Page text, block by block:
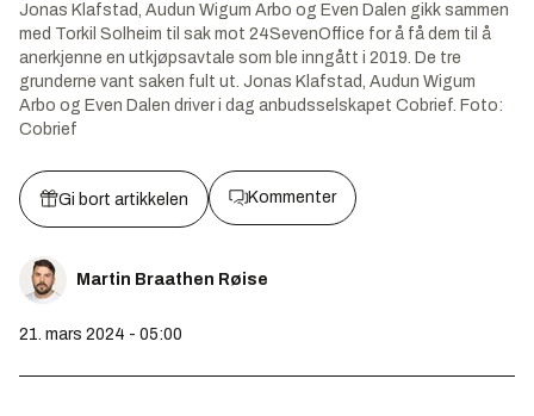
Jonas Klafstad, Audun Wigum Arbo og Even Dalen gikk sammen
med Torkil Solheim til sak mot 24SevenOffice for å få dem til å
anerkjenne en utkjøpsavtale som ble inngått i 2019. De tre
grunderne vant saken fult ut. Jonas Klafstad, Audun Wigum
Arbo og Even Dalen driver i dag anbudsselskapet Cobrief. Foto:
Cobrief
Gi bort artikkelen Kommenter
Martin Braathen Røise
21. mars 2024 - 05:00